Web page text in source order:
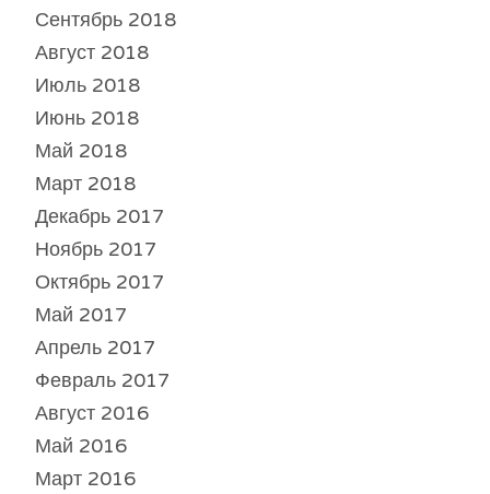
Сентябрь 2018
Август 2018
Июль 2018
Июнь 2018
Май 2018
Март 2018
Декабрь 2017
Ноябрь 2017
Октябрь 2017
Май 2017
Апрель 2017
Февраль 2017
Август 2016
Май 2016
Март 2016